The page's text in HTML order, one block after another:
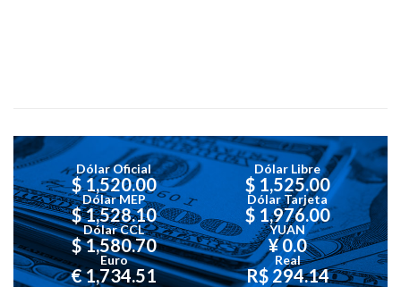
Dólar Oficial
$ 1,520.00
Dólar Libre
$ 1,525.00
Dólar MEP
$ 1,528.10
Dólar Tarjeta
$ 1,976.00
Dólar CCL
$ 1,580.70
YUAN
¥ 0.0
Euro
€ 1,734.51
Real
R$ 294.14